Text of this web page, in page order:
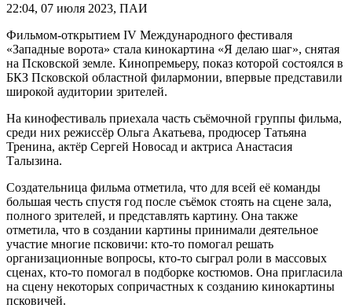
22:04, 07 июля 2023, ПАИ
Фильмом-открытием IV Международного фестиваля
«Западные ворота» стала кинокартина «Я делаю шаг», снятая
на Псковской земле. Кинопремьеру, показ которой состоялся в
БКЗ Псковской областной филармонии, впервые представили
широкой аудитории зрителей.
На кинофестиваль приехала часть съёмочной группы фильма,
среди них режиссёр Ольга Акатьева, продюсер Татьяна
Тренина, актёр Сергей Новосад и актриса Анастасия
Талызина.
Создательница фильма отметила, что для всей её команды
большая честь спустя год после съёмок стоять на сцене зала,
полного зрителей, и представлять картину. Она также
отметила, что в создании картины принимали деятельное
участие многие псковичи: кто-то помогал решать
организационные вопросы, кто-то сыграл роли в массовых
сценах, кто-то помогал в подборке костюмов. Она пригласила
на сцену некоторых сопричастных к созданию кинокартины
псковичей.